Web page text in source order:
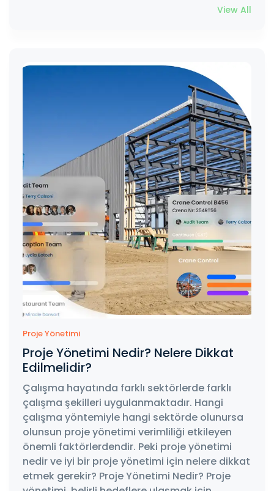
View All
Proje Yönetimi
Proje Yönetimi Nedir? Nelere Dikkat
Edilmelidir?
Çalışma hayatında farklı sektörlerde farklı
çalışma şekilleri uygulanmaktadır. Hangi
çalışma yöntemiyle hangi sektörde olunursa
olunsun proje yönetimi verimliliği etkileyen
önemli faktörlerdendir. Peki proje yönetimi
nedir ve iyi bir proje yönetimi için nelere dikkat
etmek gerekir? Proje Yönetimi Nedir? Proje